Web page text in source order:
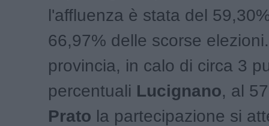
l'affluenza è stata del
66,97% delle scorse
provincia, in calo di circa 3
percentuali Lucignano, al
Prato la partecipazione si